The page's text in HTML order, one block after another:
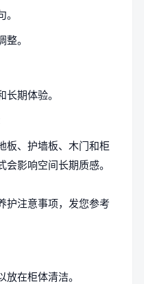
。
期体验。
板、护墙板、木门和柜
影响空间长期质感。
护注意事项，发您参考
在柜体清洁。